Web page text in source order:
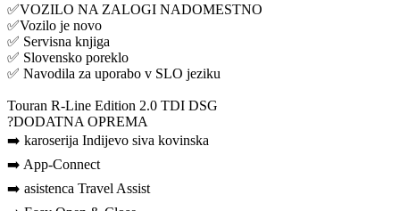
✅VOZILO NA ZALOGI NADOMESTNO
✅Vozilo je novo
✅ Servisna knjiga
✅ Slovensko poreklo
✅ Navodila za uporabo v SLO jeziku
Touran R-Line Edition 2.0 TDI DSG
?DODATNA OPREMA
➡️ karoserija Indijevo siva kovinska
➡️ App-Connect
➡️ asistenca Travel Assist